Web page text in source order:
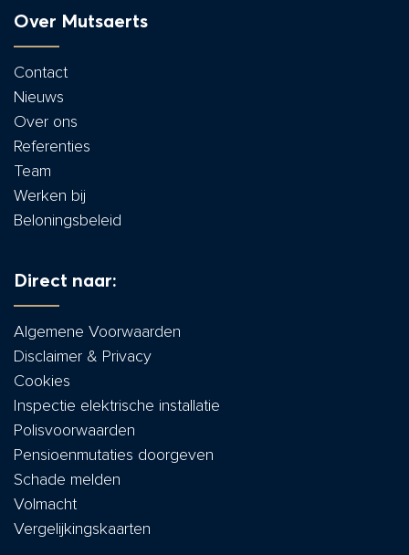
Over Mutsaerts
Contact
Nieuws
Over ons
Referenties
Team
Werken bij
Beloningsbeleid
Direct naar:
Algemene Voorwaarden
Disclaimer & Privacy
Cookies
Inspectie elektrische installatie
Polisvoorwaarden
Pensioenmutaties doorgeven
Schade melden
Volmacht
Vergelijkingskaarten